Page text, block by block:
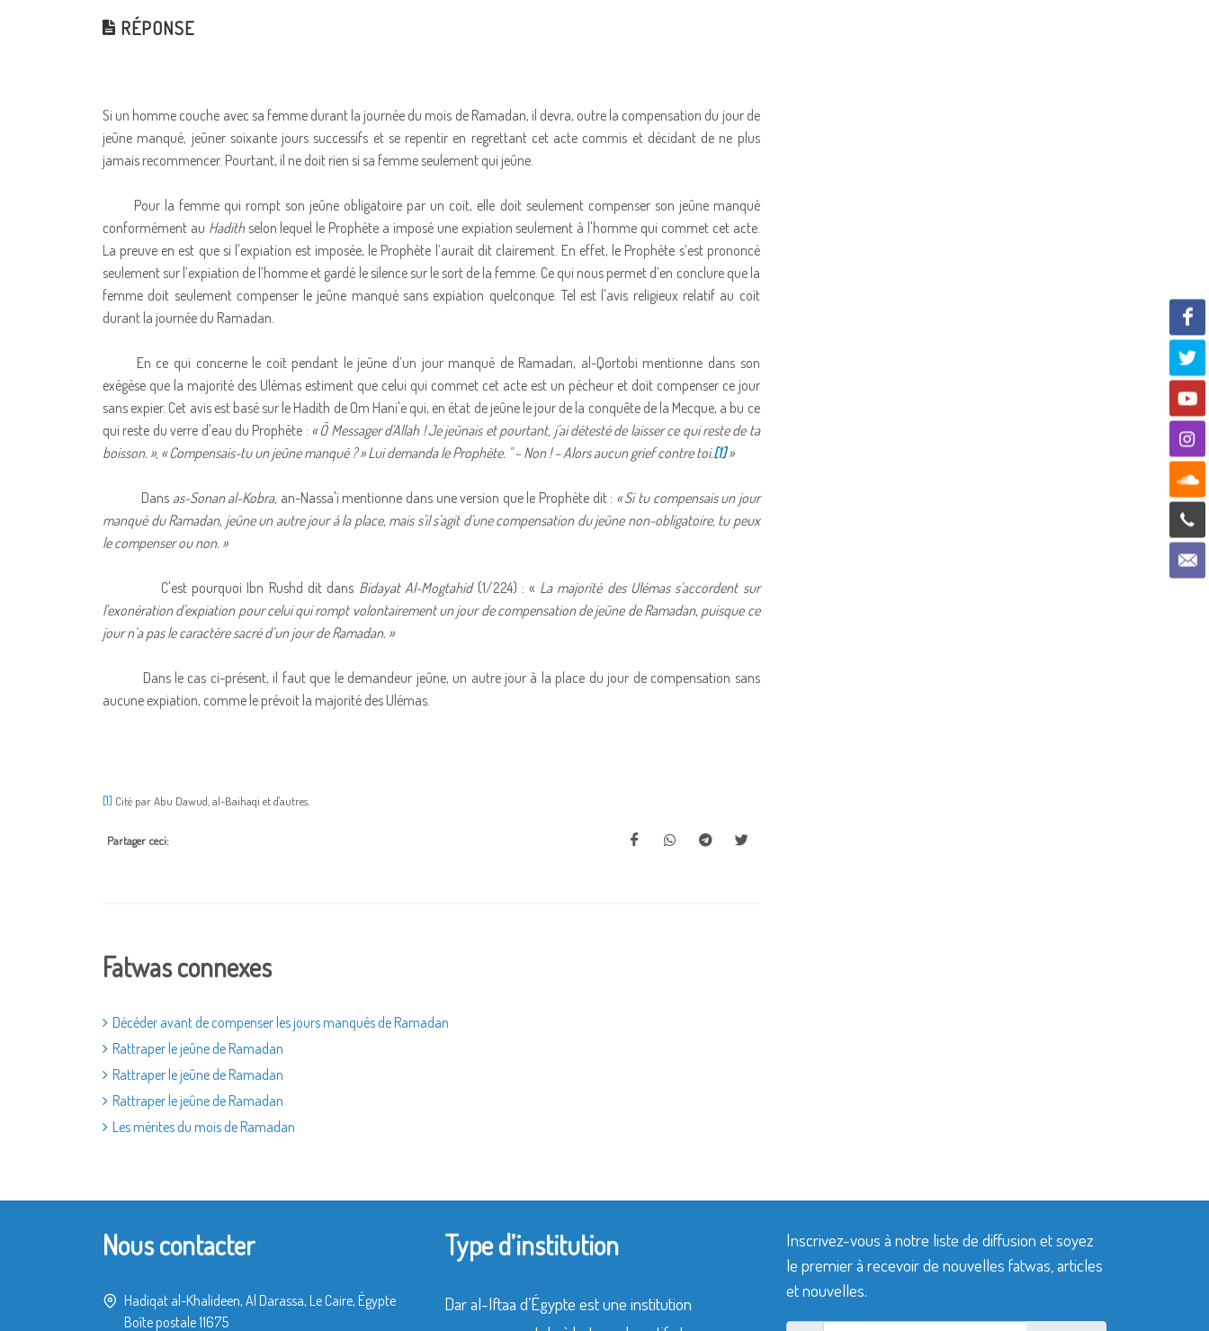
RÉPONSE
Si un homme couche avec sa femme durant la journée du mois de Ramadan, il devra, outre la compensation du jour de
jeûne manqué, jeûner soixante jours successifs et se repentir en regrettant cet acte commis et décidant de ne plus
jamais recommencer. Pourtant, il ne doit rien si sa femme seulement qui jeûne.
Pour la femme qui rompt son jeûne obligatoire par un coït, elle doit seulement compenser son jeûne manqué
conformément au Hadithselon lequel le Prophète a imposé une expiation seulement à l'homme qui commet cet acte.
La preuve en est que si l'expiation est imposée, le Prophète l’aurait dit clairement. En effet, le Prophète s’est prononcé
seulement sur l’expiation de l’homme et gardé le silence sur le sort de la femme. Ce qui nous permet d’en conclure que la
femme doit seulement compenser le jeûne manqué sans expiation quelconque. Tel est l'avis religieux relatif au coït
durant la journée du Ramadan.
En ce qui concerne le coït pendant le jeûne d’un jour manqué de Ramadan, al-Qortobi mentionne dans son
exégèse que la majorité des Ulémas estiment que celui qui commet cet acte est un pécheur et doit compenser ce jour
sans expier. Cet avis est basé sur le Hadith de Om Hani'e qui, en état de jeûne le jour de la conquête de la Mecque, a bu ce
qui reste du verre d'eau du Prophète : « Ô Messager d'Allah ! Je jeûnais et pourtant, j'ai détesté de laisser ce qui reste de ta
boisson. », « Compensais-tu un jeûne manqué ? » Lui demanda le Prophète. " – Non ! – Alors aucun grief contre toi.[1]»
Dans as-Sonan al-Kobra, an-Nassa'i mentionne dans une version que le Prophète dit : « Si tu compensais un jour
manqué du Ramadan, jeûne un autre jour à la place, mais s'il s'agit d'une compensation du jeûne non-obligatoire, tu peux
le compenser ou non. »
C'est pourquoi Ibn Rushd dit dans Bidayat Al-Mogtahid(1/224) : « La majorité des Ulémas s'accordent sur
l'exonération d'expiation pour celui qui rompt volontairement un jour de compensation de jeûne de Ramadan, puisque ce
jour n’a pas le caractère sacré d’un jour de Ramadan. »
Dans le cas ci-présent, il faut que le demandeur jeûne, un autre jour à la place du jour de compensation sans
aucune expiation, comme le prévoit la majorité des Ulémas.
[1] Cité par Abu Dawud, al-Baihaqi et d'autres.
Partager ceci:
Fatwas connexes
Décéder avant de compenser les jours manqués de Ramadan
Rattraper le jeûne de Ramadan
Rattraper le jeûne de Ramadan
Rattraper le jeûne de Ramadan
Les mérites du mois de Ramadan
Nous contacter
Hadiqat al-Khalideen, Al Darassa, Le Caire, Égypte
Boîte postale 11675
Type d’institution
Dar al-Iftaa d’Égypte est une institution
Inscrivez-vous à notre liste de diffusion et soyez
le premier à recevoir de nouvelles fatwas, articles
et nouvelles.